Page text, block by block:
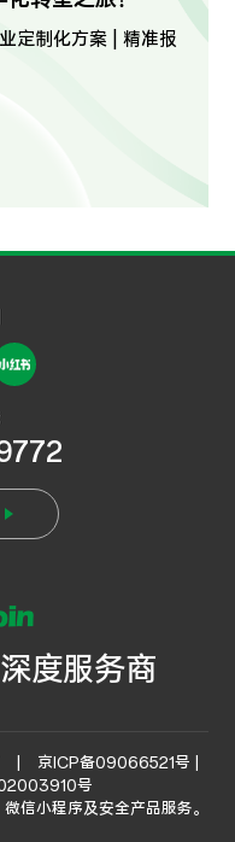
定制化方案 | 精准报
度服务商
| 京ICP备09066521号 |
号
信小程序及安全产品服务。